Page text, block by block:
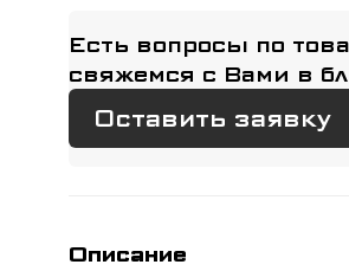
Есть вопросы по
свяжемся с Вами в
Оставить заявку
Описание